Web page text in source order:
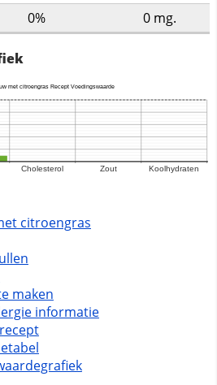
0% 0 mg.
citroengras
maken
informatie